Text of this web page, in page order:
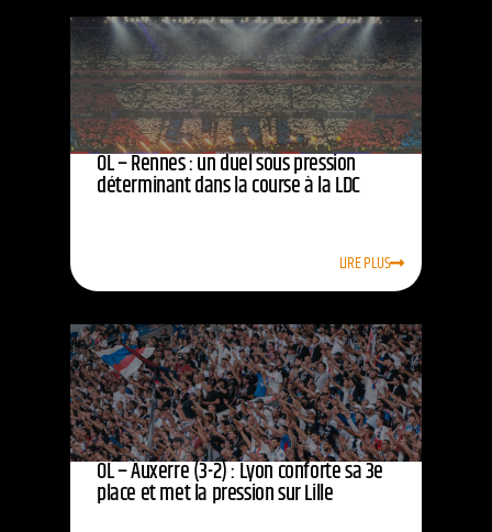
OL – Rennes : un duel sous pression
déterminant dans la course à la LDC
LIRE PLUS
OL – Auxerre (3-2) : Lyon conforte sa 3e
place et met la pression sur Lille